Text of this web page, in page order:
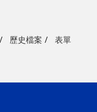
歷史檔案 表單